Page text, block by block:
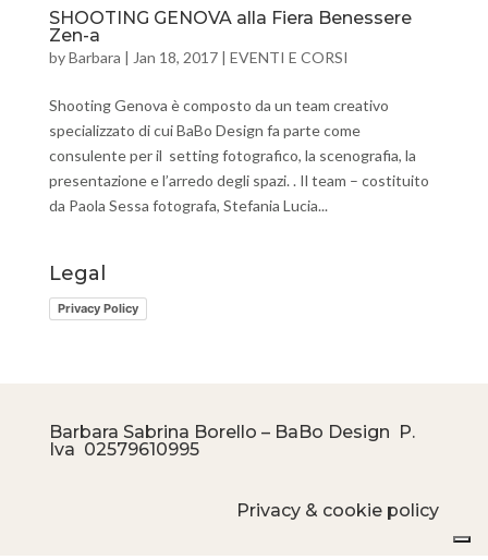
SHOOTING GENOVA alla Fiera Benessere
Zen-a
byBarbara | Jan 18, 2017| EVENTI E CORSI
Shooting Genova è composto da un team creativo
specializzato di cui BaBo Design fa parte come
consulente per il setting fotografico, la scenografia, la
presentazione e l’arredo degli spazi. . Il team – costituito
da Paola Sessa fotografa, Stefania Lucia...
Legal
Privacy Policy
Barbara Sabrina Borello – BaBo Design P.
Iva 02579610995
Privacy & cookie policy